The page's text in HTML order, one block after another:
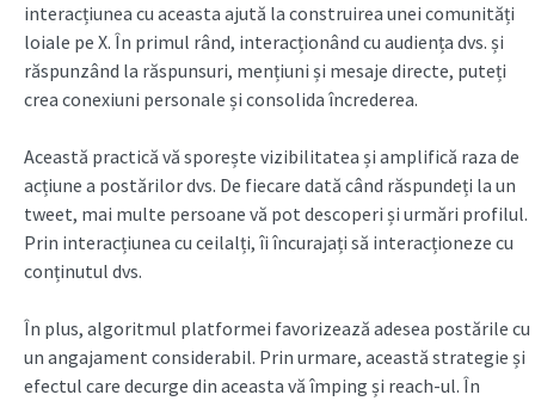
interacțiunea cu aceasta ajută la construirea unei comunități
loiale pe X. În primul rând, interacționând cu audiența dvs. și
răspunzând la răspunsuri, mențiuni și mesaje directe, puteți
crea conexiuni personale și consolida încrederea.
Această practică vă sporește vizibilitatea și amplifică raza de
acțiune a postărilor dvs. De fiecare dată când răspundeți la un
tweet, mai multe persoane vă pot descoperi și urmări profilul.
Prin interacțiunea cu ceilalți, îi încurajați să interacționeze cu
conținutul dvs.
În plus, algoritmul platformei favorizează adesea postările cu
un angajament considerabil. Prin urmare, această strategie și
efectul care decurge din aceasta vă împing și reach-ul. În